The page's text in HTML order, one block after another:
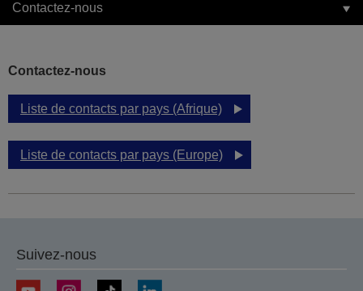
Contactez-nous
Contactez-nous
Liste de contacts par pays (Afrique)
Liste de contacts par pays (Europe)
Suivez-nous